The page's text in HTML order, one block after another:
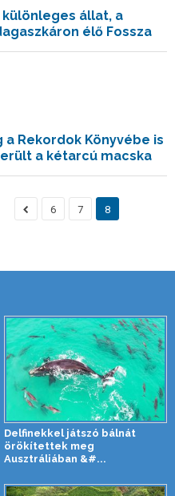
különleges állat, a
élő Fossza
a Rekordok Könyvébe is
a kétarcú macska
6 7 8
Delfinekkel játszó bálnát
örökítettek meg
Ausztráliában &#...